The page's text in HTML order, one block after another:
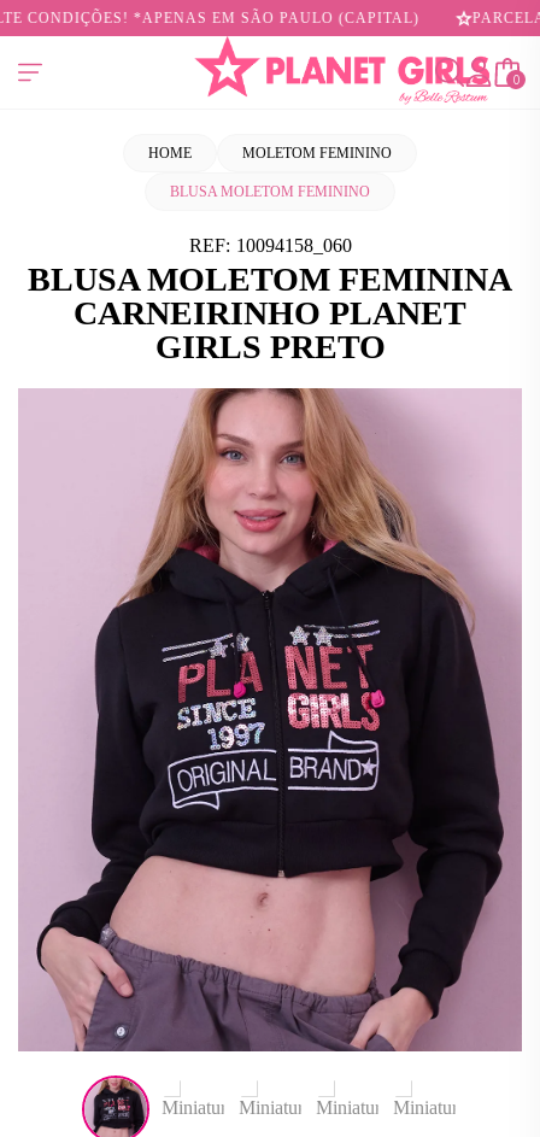
*APENAS EM SÃO PAULO (CAPITAL)
0
HOME MOLETOM FEMININO
BLUSA MOLETOM FEMININO
REF: 10094158_060
BLUSA MOLETOM FEMININA
CARNEIRINHO PLANET
GIRLS PRETO